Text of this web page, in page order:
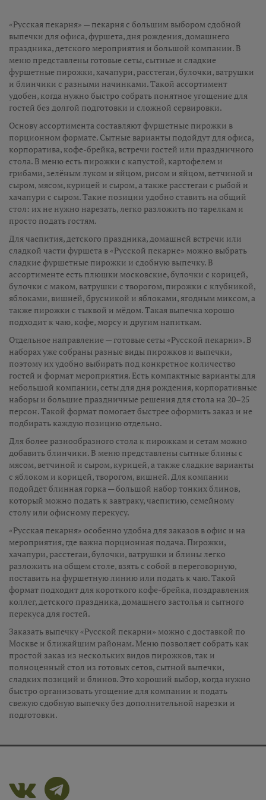
«Русская пекарня» — пекарня с большим выбором сдобной
выпечки для офиса, фуршета, дня рождения, домашнего
праздника, детского мероприятия и большой компании. В
меню представлены готовые сеты, сытные и сладкие
фуршетные пирожки, хачапури, расстегаи, булочки, ватрушки
и блинчики с разными начинками. Такой ассортимент
удобен, когда нужно быстро собрать понятное угощение для
гостей без долгой подготовки и сложной сервировки.
Основу ассортимента составляют фуршетные пирожки в
порционном формате. Сытные варианты подойдут для офиса,
корпоратива, кофе-брейка, встречи гостей или праздничного
стола. В меню есть пирожки с капустой, картофелем и
грибами, зелёным луком и яйцом, рисом и яйцом, ветчиной и
сыром, мясом, курицей и сыром, а также расстегаи с рыбой и
хачапури с сыром. Такие позиции удобно ставить на общий
стол: их не нужно нарезать, легко разложить по тарелкам и
просто подать гостям.
Для чаепития, детского праздника, домашней встречи или
сладкой части фуршета в «Русской пекарне» можно выбрать
сладкие фуршетные пирожки и сдобную выпечку. В
ассортименте есть плюшки московские, булочки с корицей,
булочки с маком, ватрушки с творогом, пирожки с клубникой,
яблоками, вишней, брусникой и яблоками, ягодным миксом, а
также пирожки с тыквой и мёдом. Такая выпечка хорошо
подходит к чаю, кофе, морсу и другим напиткам.
Отдельное направление — готовые сеты «Русской пекарни». В
наборах уже собраны разные виды пирожков и выпечки,
поэтому их удобно выбирать под конкретное количество
гостей и формат мероприятия. Есть компактные варианты для
небольшой компании, сеты для дня рождения, корпоративные
наборы и большие праздничные решения для стола на 20–25
персон. Такой формат помогает быстрее оформить заказ и не
подбирать каждую позицию отдельно.
Для более разнообразного стола к пирожкам и сетам можно
добавить блинчики. В меню представлены сытные блины с
мясом, ветчиной и сыром, курицей, а также сладкие варианты
с яблоком и корицей, творогом, вишней. Для компании
подойдёт блинная горка — большой набор тонких блинов,
который можно подать к завтраку, чаепитию, семейному
столу или офисному перекусу.
«Русская пекарня» особенно удобна для заказов в офис и на
мероприятия, где важна порционная подача. Пирожки,
хачапури, расстегаи, булочки, ватрушки и блины легко
разложить на общем столе, взять с собой в переговорную,
поставить на фуршетную линию или подать к чаю. Такой
формат подходит для короткого кофе-брейка, поздравления
коллег, детского праздника, домашнего застолья и сытного
перекуса для гостей.
Заказать выпечку «Русской пекарни» можно с доставкой по
Москве и ближайшим районам. Меню позволяет собрать как
простой заказ из нескольких видов пирожков, так и
полноценный стол из готовых сетов, сытной выпечки,
сладких позиций и блинов. Это хороший выбор, когда нужно
быстро организовать угощение для компании и подать
свежую сдобную выпечку без дополнительной нарезки и
подготовки.